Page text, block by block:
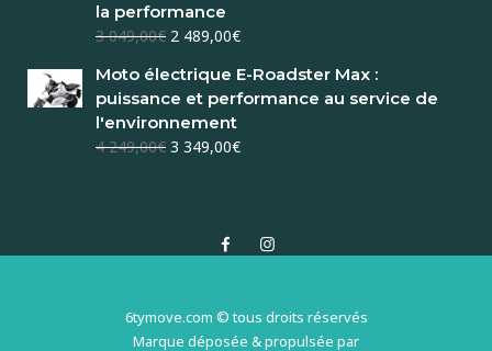
la performance
3 049,00€ 2 489,00€
Moto électrique E-Roadster Max :
puissance et performance au service de
l'environnement
4 249,00€ 3 349,00€
6tymove.com © tous droits réservés
Marque déposée & propulsée par